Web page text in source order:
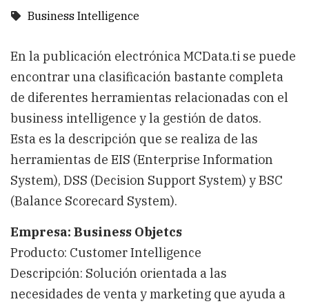
Business Intelligence
En la publicación electrónica MCData.ti se puede
encontrar una clasificación bastante completa
de diferentes herramientas relacionadas con el
business intelligence y la gestión de datos.
Esta es la descripción que se realiza de las
herramientas de EIS (Enterprise Information
System), DSS (Decision Support System) y BSC
(Balance Scorecard System).
Empresa: Business Objetcs
Producto: Customer Intelligence
Descripción: Solución orientada a las
necesidades de venta y marketing que ayuda a